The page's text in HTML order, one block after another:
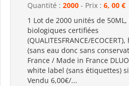
Quantité : 2000 - Prix : 6, 00 €
1 Lot de 2000 unités de
biologiques certifiées
(QUALITESFRANCE/
(sans eau donc sans
France / Made in France
white label (sans étiquettes)
Vendu 6,00€/...